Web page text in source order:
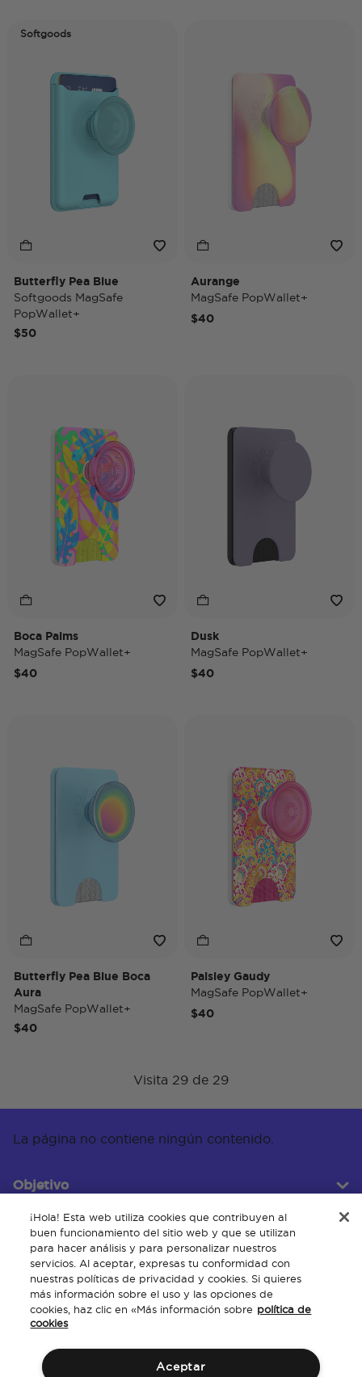
Softgoods
Butterfly Pea Blue
Softgoods MagSafe
PopWallet+
$50
Aurange
MagSafe PopWallet+
$40
Boca Palms
MagSafe PopWallet+
$40
Dusk
MagSafe PopWallet+
$40
Butterfly Pea Blue Boca
Aura
MagSafe PopWallet+
$40
Paisley Gaudy
MagSafe PopWallet+
$40
Visita 29 de 29
La página no contiene ningún contenido.
Objetivo
Servicio al cliente
Acerca de
¡Hola! Esta web utiliza cookies que contribuyen al
buen funcionamiento del sitio web y que se utilizan
para hacer análisis y para personalizar nuestros
servicios. Al aceptar, expresas tu conformidad con
nuestras políticas de privacidad y cookies. Si quieres
más información sobre el uso y las opciones de
cookies, haz clic en «Más información sobre política de
cookies
Aceptar